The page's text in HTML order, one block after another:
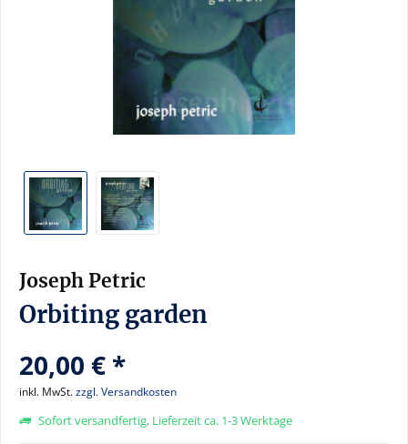
Joseph Petric
Orbiting garden
20,00 € *
inkl. MwSt.zzgl. Versandkosten
Sofort versandfertig, Lieferzeit ca. 1-3 Werktage